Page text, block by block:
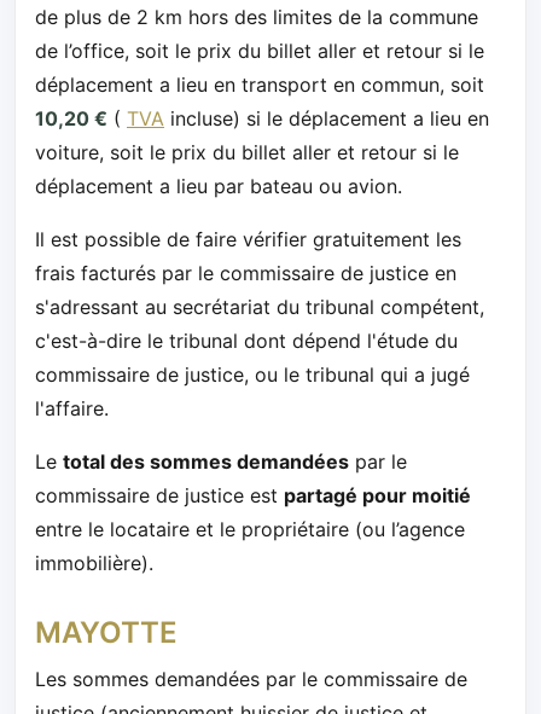
de plus de 2 km hors des limites de la commune
de l’office, soit le prix du billet aller et retour si le
déplacement a lieu en transport en commun, soit
10,20 € ( TVA incluse) si le déplacement a lieu en
voiture, soit le prix du billet aller et retour si le
déplacement a lieu par bateau ou avion.
Il est possible de faire vérifier gratuitement les
frais facturés par le commissaire de justice en
s'adressant au secrétariat du tribunal compétent,
c'est-à-dire le tribunal dont dépend l'étude du
commissaire de justice, ou le tribunal qui a jugé
l'affaire.
Le total des sommes demandées par le
commissaire de justice est partagé pour moitié
entre le locataire et le propriétaire (ou l’agence
immobilière).
MAYOTTE
Les sommes demandées par le commissaire de